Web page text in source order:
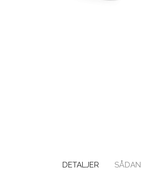
DETALJER